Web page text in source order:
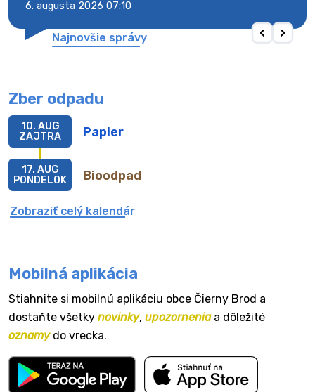
6. augusta 2026 07:10
Najnovšie správy
Zber odpadu
Papier
10. AUG
ZAJTRA
Bioodpad
17. AUG
PONDELOK
Zobraziť celý kalendár
Mobilná aplikácia
Stiahnite si mobilnú aplikáciu obce Čierny Brod a
dostaňte všetky novinky, upozorneniaa dôležité
oznamydo vrecka.